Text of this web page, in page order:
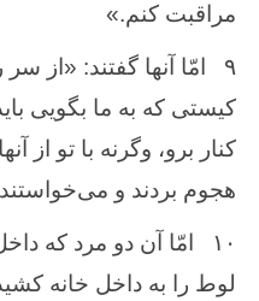
مراقبت‌ كنم‌.»
۹
امّا آنها گفتند: «از
كیستی كه ‌به‌ ما بگویی
كنار برو، وگرنه با تو از
‌هجوم‌ بردند و
۱۰
امّا آن ‌دو مرد كه
لوط ‌را به ‌داخل ‌خانه